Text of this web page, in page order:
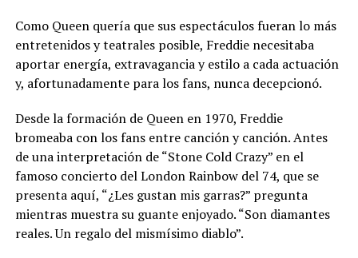
Como Queen quería que sus espectáculos fueran lo más
entretenidos y teatrales posible, Freddie necesitaba
aportar energía, extravagancia y estilo a cada actuación
y, afortunadamente para los fans, nunca decepcionó.
Desde la formación de Queen en 1970, Freddie
bromeaba con los fans entre canción y canción. Antes
de una interpretación de “Stone Cold Crazy” en el
famoso concierto del London Rainbow del 74, que se
presenta aquí, “¿Les gustan mis garras?” pregunta
mientras muestra su guante enjoyado. “Son diamantes
reales. Un regalo del mismísimo diablo”.